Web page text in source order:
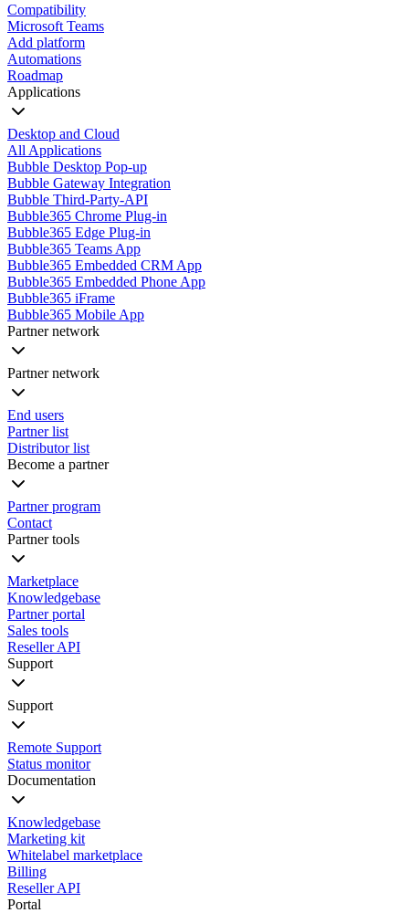
Compatibility
Microsoft Teams
Add platform
Automations
Roadmap
Applications
Desktop and Cloud
All Applications
Bubble Desktop Pop-up
Bubble Gateway Integration
Bubble Third-Party-API
Bubble365 Chrome Plug-in
Bubble365 Edge Plug-in
Bubble365 Teams App
Bubble365 Embedded CRM App
Bubble365 Embedded Phone App
Bubble365 iFrame
Bubble365 Mobile App
Partner network
Partner network
End users
Partner list
Distributor list
Become a partner
Partner program
Contact
Partner tools
Marketplace
Knowledgebase
Partner portal
Sales tools
Reseller API
Support
Support
Remote Support
Status monitor
Documentation
Knowledgebase
Marketing kit
Whitelabel marketplace
Billing
Reseller API
Portal